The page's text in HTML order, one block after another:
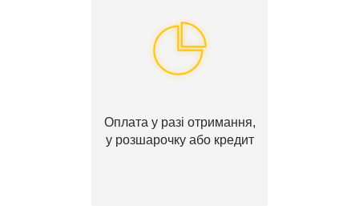
Оплата у разі отримання,
у розшарочку або кредит